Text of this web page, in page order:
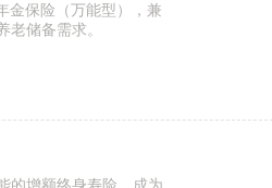
金保险（万能型），兼
储备需求。